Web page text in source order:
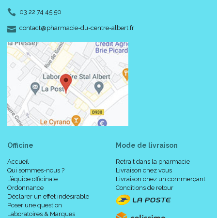
03 22 74 45 50
contact-
@-
pharmacie-du-centre-albert.fr
Officine
Accueil
Qui sommes-nous ?
L’équipe officinale
Ordonnance
Déclarer un effet indésirable
Poser une question
Laboratoires & Marques
Mode de livraison
Retrait dans la pharmacie
Livraison chez vous
Livraison chez un commerçant
Conditions de retour